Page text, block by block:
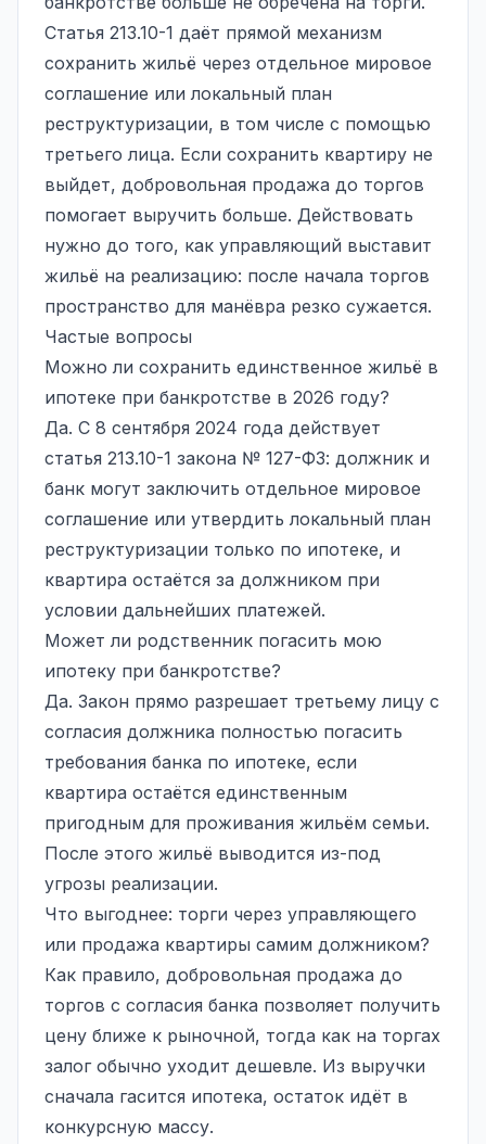
Статья 213.10-1 даёт прямой механизм
сохранить жильё через отдельное мировое
соглашение или локальный план
реструктуризации, в том числе с помощью
третьего лица. Если сохранить квартиру не
выйдет, добровольная продажа до торгов
помогает выручить больше. Действовать
нужно до того, как управляющий выставит
жильё на реализацию: после начала торгов
пространство для манёвра резко сужается.
Частые вопросы
Можно ли сохранить единственное жильё в
ипотеке при банкротстве в 2026 году?
Да. С 8 сентября 2024 года действует
статья 213.10-1 закона № 127-ФЗ: должник и
банк могут заключить отдельное мировое
соглашение или утвердить локальный план
реструктуризации только по ипотеке, и
квартира остаётся за должником при
условии дальнейших платежей.
Может ли родственник погасить мою
ипотеку при банкротстве?
Да. Закон прямо разрешает третьему лицу с
согласия должника полностью погасить
требования банка по ипотеке, если
квартира остаётся единственным
пригодным для проживания жильём семьи.
После этого жильё выводится из-под
угрозы реализации.
Что выгоднее: торги через управляющего
или продажа квартиры самим должником?
Как правило, добровольная продажа до
торгов с согласия банка позволяет получить
цену ближе к рыночной, тогда как на торгах
залог обычно уходит дешевле. Из выручки
сначала гасится ипотека, остаток идёт в
конкурсную массу.